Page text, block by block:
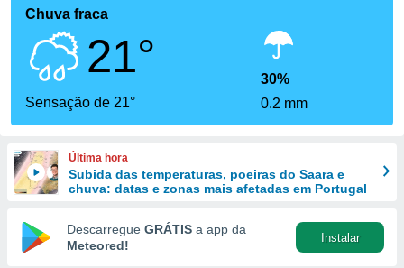
foi
fornecidas
a este
das
e
forma
digital
Chuva fraca
21°
Sensação de 21°
30%
0.2 mm
Última hora
Subida das temperaturas, poeiras do Saara e
chuva: datas e zonas mais afetadas em Portugal
Descarregue GRÁTIS a app da
Meteored!
Instalar